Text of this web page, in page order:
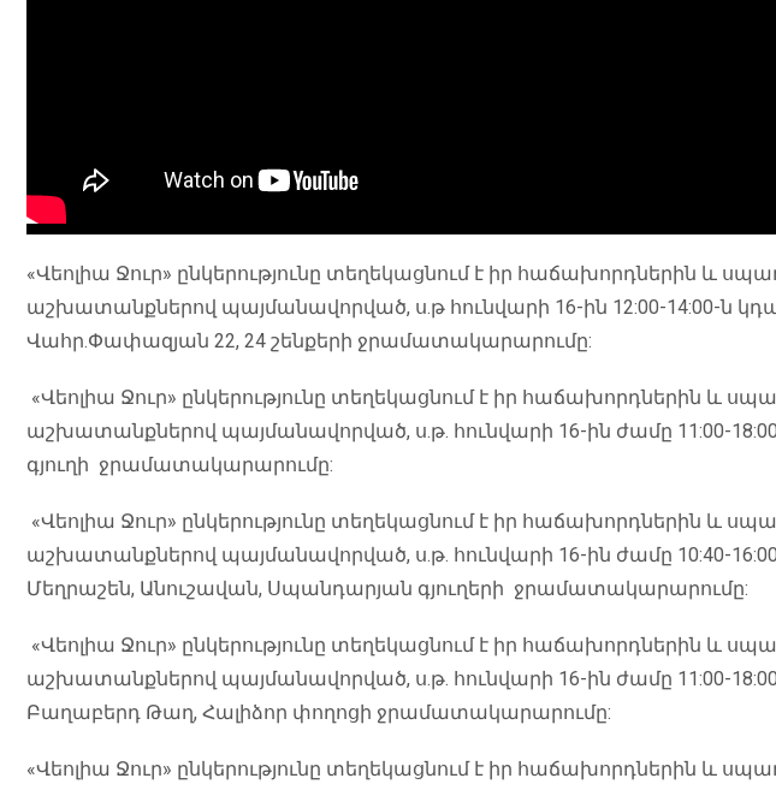
«Վեոլիա Ջուր» ընկերությունը տեղեկացնում է իր հաճախորդներին և
աշխատանքներով պայմանավորված, ս.թ հունվարի 16-ին 12:00-14:00-ն
Վահր.Փափազյան 22, 24 շենքերի ջրամատակարարումը:
«Վեոլիա Ջուր» ընկերությունը տեղեկացնում է իր հաճախորդներին և
աշխատանքներով պայմանավորված, ս.թ. հունվարի 16-ին ժամը 11:00-
գյուղի ջրամատակարարումը:
«Վեոլիա Ջուր» ընկերությունը տեղեկացնում է իր հաճախորդներին և
աշխատանքներով պայմանավորված, ս.թ. հունվարի 16-ին ժամը 10:40-
Մեղրաշեն, Անուշավան, Սպանդարյան գյուղերի ջրամատակարարումը:
«Վեոլիա Ջուր» ընկերությունը տեղեկացնում է իր հաճախորդներին և
աշխատանքներով պայմանավորված, ս.թ. հունվարի 16-ին ժամը 11:00-
Բաղաբերդ Թաղ, Հալիձոր փողոցի ջրամատակարարումը:
«Վեոլիա Ջուր» ընկերությունը տեղեկացնում է իր հաճախորդներին և